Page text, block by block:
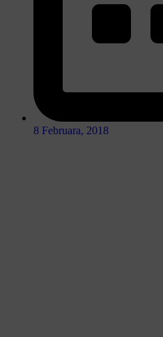
8 Februara, 2018